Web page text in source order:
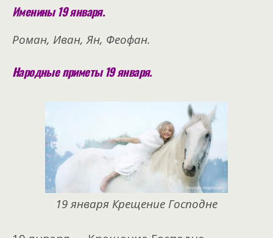
Именины 19 января.
Роман, Иван, Ян, Феофан.
Народные приметы 19 января.
19 января Крещение Господне